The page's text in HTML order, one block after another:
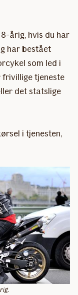
årig, hvis du har
har bestået
som led i
tjeneste
det statslige
i tjenesten,